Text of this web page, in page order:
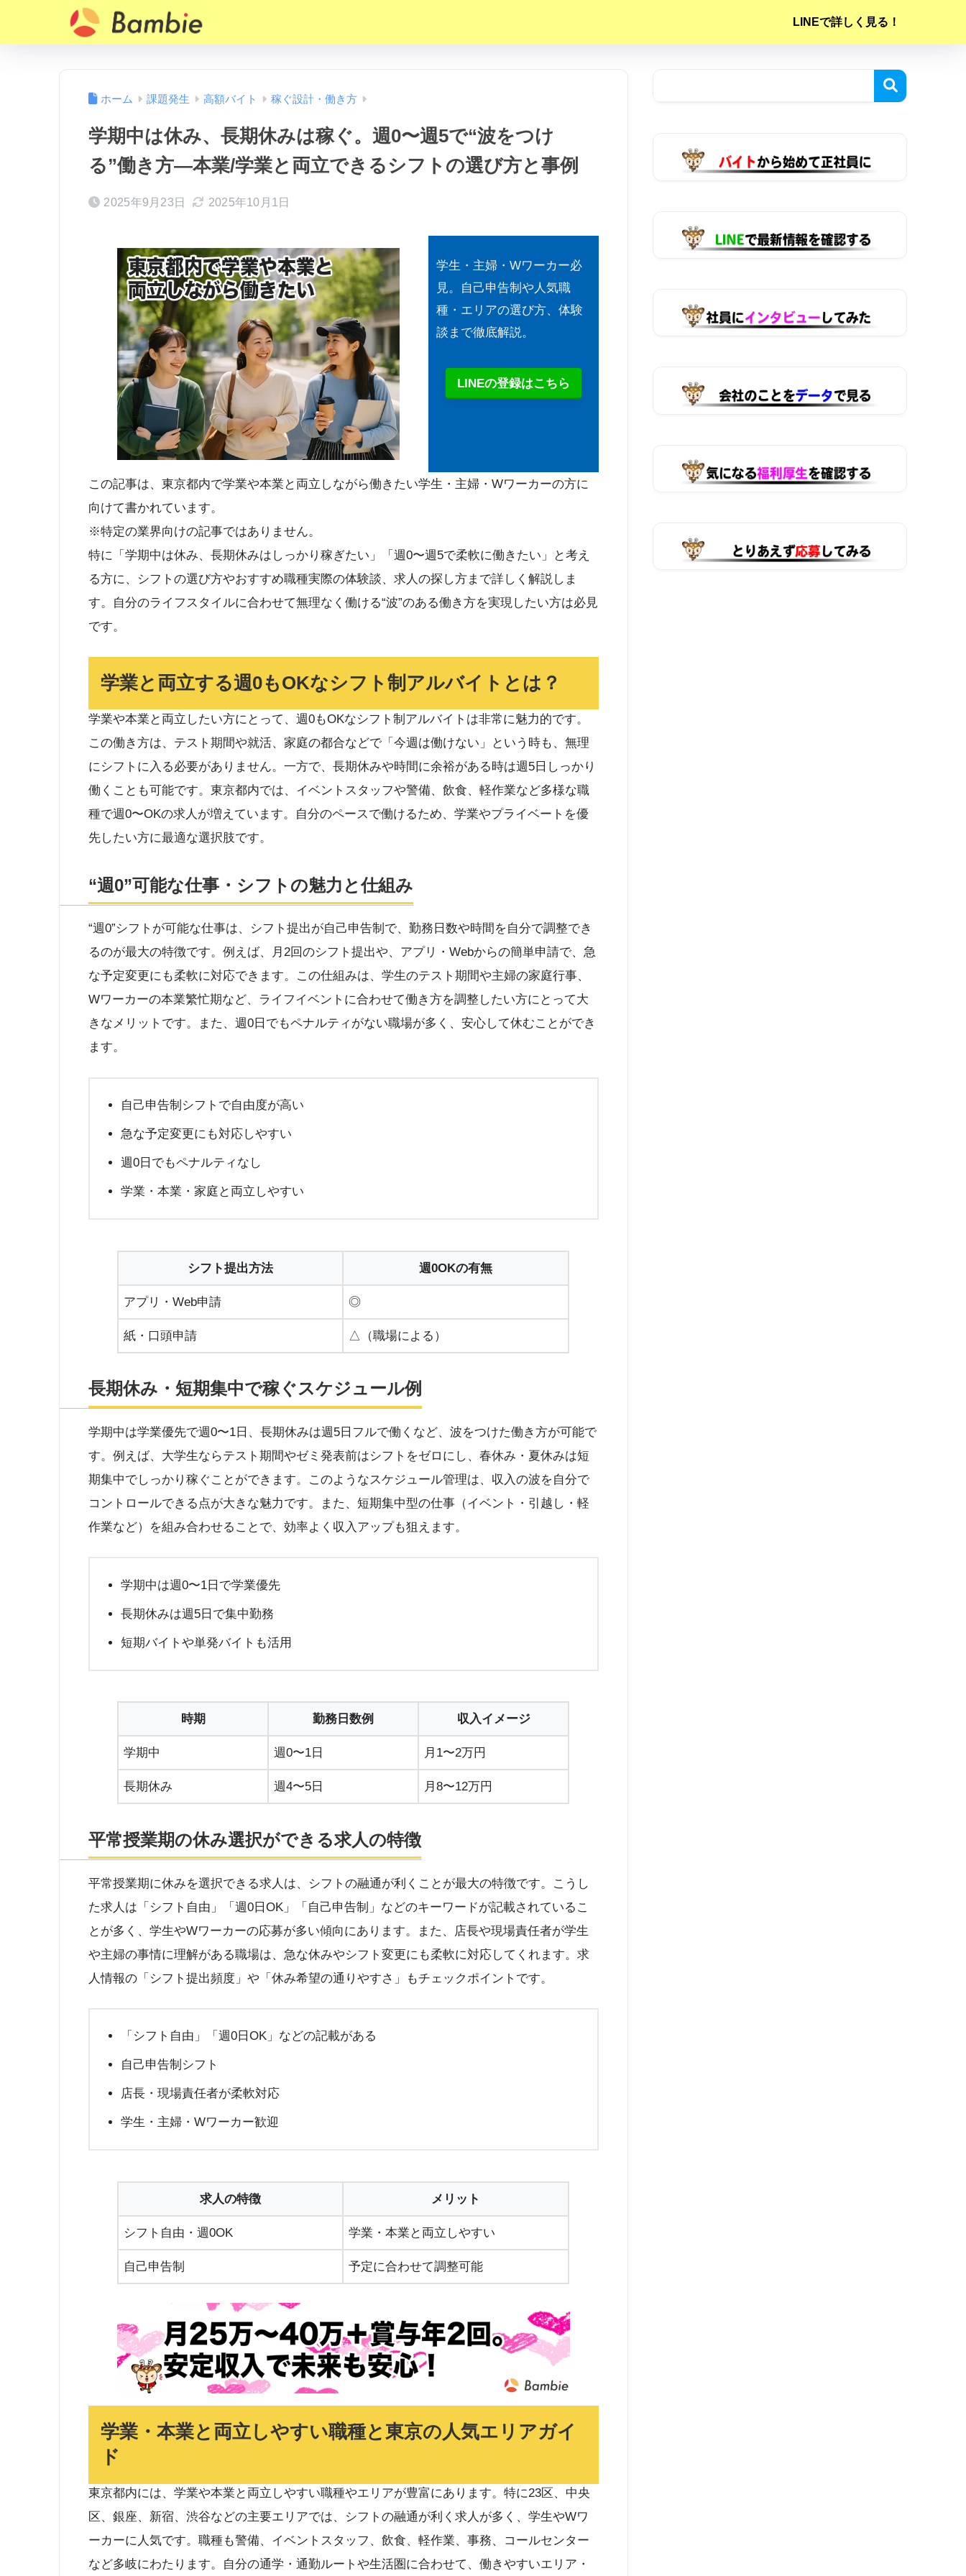
LINEで詳しく見る！
ホーム 課題発生 高額バイト 稼ぐ設計・働き方
学期中は休み、長期休みは稼ぐ。週0〜週5で“波をつけ
る”働き方—本業/学業と両立できるシフトの選び方と事例
2025年9月23日 2025年10月1日
学生・主婦・Wワーカー必
見。自己申告制や人気職
種・エリアの選び方、体験
談まで徹底解説。
LINEの登録はこちら
この記事は、東京都内で学業や本業と両立しながら働きたい学生・主婦・Wワーカーの方に
向けて書かれています。
※特定の業界向けの記事ではありません。
特に「学期中は休み、長期休みはしっかり稼ぎたい」「週0〜週5で柔軟に働きたい」と考え
る方に、シフトの選び方やおすすめ職種実際の体験談、求人の探し方まで詳しく解説しま
す。自分のライフスタイルに合わせて無理なく働ける“波”のある働き方を実現したい方は必見
です。
学業と両立する週0もOKなシフト制アルバイトとは？
学業や本業と両立したい方にとって、週0もOKなシフト制アルバイトは非常に魅力的です。
この働き方は、テスト期間や就活、家庭の都合などで「今週は働けない」という時も、無理
にシフトに入る必要がありません。一方で、長期休みや時間に余裕がある時は週5日しっかり
働くことも可能です。東京都内では、イベントスタッフや警備、飲食、軽作業など多様な職
種で週0〜OKの求人が増えています。自分のペースで働けるため、学業やプライベートを優
先したい方に最適な選択肢です。
“週0”可能な仕事・シフトの魅力と仕組み
“週0”シフトが可能な仕事は、シフト提出が自己申告制で、勤務日数や時間を自分で調整でき
るのが最大の特徴です。例えば、月2回のシフト提出や、アプリ・Webからの簡単申請で、急
な予定変更にも柔軟に対応できます。この仕組みは、学生のテスト期間や主婦の家庭行事、
Wワーカーの本業繁忙期など、ライフイベントに合わせて働き方を調整したい方にとって大
きなメリットです。また、週0日でもペナルティがない職場が多く、安心して休むことができ
ます。
自己申告制シフトで自由度が高い
急な予定変更にも対応しやすい
週0日でもペナルティなし
学業・本業・家庭と両立しやすい
シフト提出方法 週0OKの有無
アプリ・Web申請 ◎
紙・口頭申請 △（職場による）
長期休み・短期集中で稼ぐスケジュール例
学期中は学業優先で週0〜1日、長期休みは週5日フルで働くなど、波をつけた働き方が可能で
す。例えば、大学生ならテスト期間やゼミ発表前はシフトをゼロにし、春休み・夏休みは短
期集中でしっかり稼ぐことができます。このようなスケジュール管理は、収入の波を自分で
コントロールできる点が大きな魅力です。また、短期集中型の仕事（イベント・引越し・軽
作業など）を組み合わせることで、効率よく収入アップも狙えます。
学期中は週0〜1日で学業優先
長期休みは週5日で集中勤務
短期バイトや単発バイトも活用
時期 勤務日数例 収入イメージ
学期中 週0〜1日 月1〜2万円
長期休み 週4〜5日 月8〜12万円
平常授業期の休み選択ができる求人の特徴
平常授業期に休みを選択できる求人は、シフトの融通が利くことが最大の特徴です。こうし
た求人は「シフト自由」「週0日OK」「自己申告制」などのキーワードが記載されているこ
とが多く、学生やWワーカーの応募が多い傾向にあります。また、店長や現場責任者が学生
や主婦の事情に理解がある職場は、急な休みやシフト変更にも柔軟に対応してくれます。求
人情報の「シフト提出頻度」や「休み希望の通りやすさ」もチェックポイントです。
「シフト自由」「週0日OK」などの記載がある
自己申告制シフト
店長・現場責任者が柔軟対応
学生・主婦・Wワーカー歓迎
求人の特徴 メリット
シフト自由・週0OK 学業・本業と両立しやすい
自己申告制 予定に合わせて調整可能
学業・本業と両立しやすい職種と東京の人気エリアガイ
ド
東京都内には、学業や本業と両立しやすい職種やエリアが豊富にあります。特に23区、中央
区、銀座、新宿、渋谷などの主要エリアでは、シフトの融通が利く求人が多く、学生やWワ
ーカーに人気です。職種も警備、イベントスタッフ、飲食、軽作業、事務、コールセンター
など多岐にわたります。自分の通学・通勤ルートや生活圏に合わせて、働きやすいエリア・